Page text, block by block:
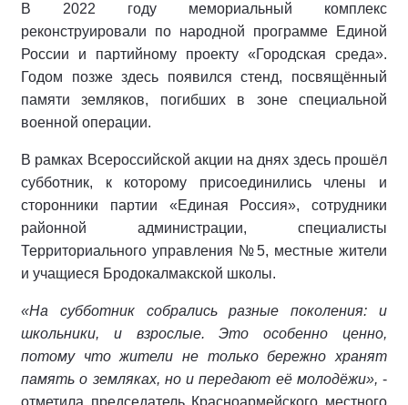
В 2022 году мемориальный комплекс
реконструировали по народной программе Единой
России и партийному проекту «Городская среда».
Годом позже здесь появился стенд, посвящённый
памяти земляков, погибших в зоне специальной
военной операции.
В рамках Всероссийской акции на днях здесь прошёл
субботник, к которому присоединились члены и
сторонники партии «Единая Россия», сотрудники
районной администрации, специалисты
Территориального управления №5, местные жители
и учащиеся Бродокалмакской школы.
«На субботник собрались разные поколения: и
школьники, и взрослые. Это особенно ценно,
потому что жители не только бережно хранят
память о земляках, но и передают её молодёжи», -
отметила председатель Красноармейского местного